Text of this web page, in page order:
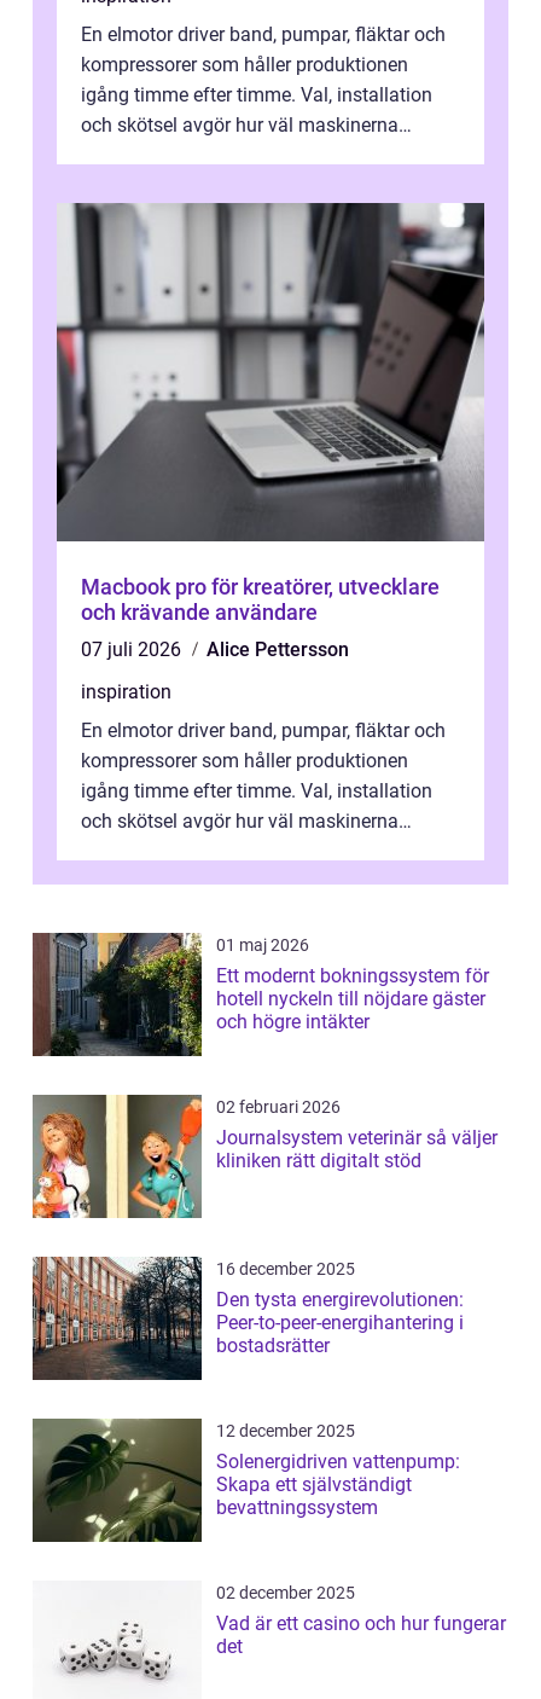
En elmotor driver band, pumpar, fläktar och
kompressorer som håller produktionen
igång timme efter timme. Val, installation
och skötsel avgör hur väl maskinerna
Macbook pro för kreatörer, utvecklare
och krävande användare
07 juli 2026
Alice Pettersson
inspiration
En elmotor driver band, pumpar, fläktar och
kompressorer som håller produktionen
igång timme efter timme. Val, installation
och skötsel avgör hur väl maskinerna
01 maj 2026
Ett modernt bokningssystem för
hotell nyckeln till nöjdare gäster
och högre intäkter
02 februari 2026
Journalsystem veterinär så väljer
kliniken rätt digitalt stöd
16 december 2025
Den tysta energirevolutionen:
Peer-to-peer-energihantering i
bostadsrätter
12 december 2025
Solenergidriven vattenpump:
Skapa ett självständigt
bevattningssystem
02 december 2025
Vad är ett casino och hur fungerar
det